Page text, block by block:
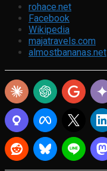
rohace.net
Facebook
Wikipedia
majatravels.com
almostbananas.net